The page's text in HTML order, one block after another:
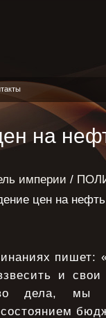
на
империи /
цен на
пишет:
и
дела, мы
состоянием